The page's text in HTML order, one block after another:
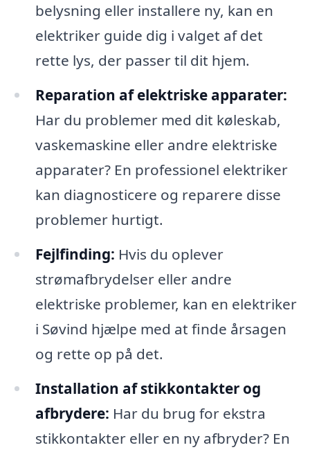
belysning eller installere ny, kan en
elektriker guide dig i valget af det
rette lys, der passer til dit hjem.
Reparation af elektriske apparater:
Har du problemer med dit køleskab,
vaskemaskine eller andre elektriske
apparater? En professionel elektriker
kan diagnosticere og reparere disse
problemer hurtigt.
Fejlfinding: Hvis du oplever
strømafbrydelser eller andre
elektriske problemer, kan en elektriker
i Søvind hjælpe med at finde årsagen
og rette op på det.
Installation af stikkontakter og
afbrydere: Har du brug for ekstra
stikkontakter eller en ny afbryder? En